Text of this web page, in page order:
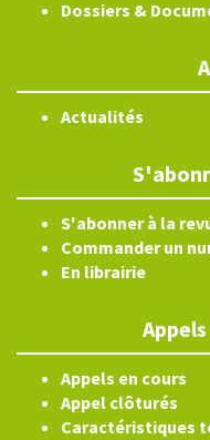
Dossiers &
Actualités
S'abonner à la
Commander un
En librairie
Appels en cours
Appel clôturés
Caractéristiques